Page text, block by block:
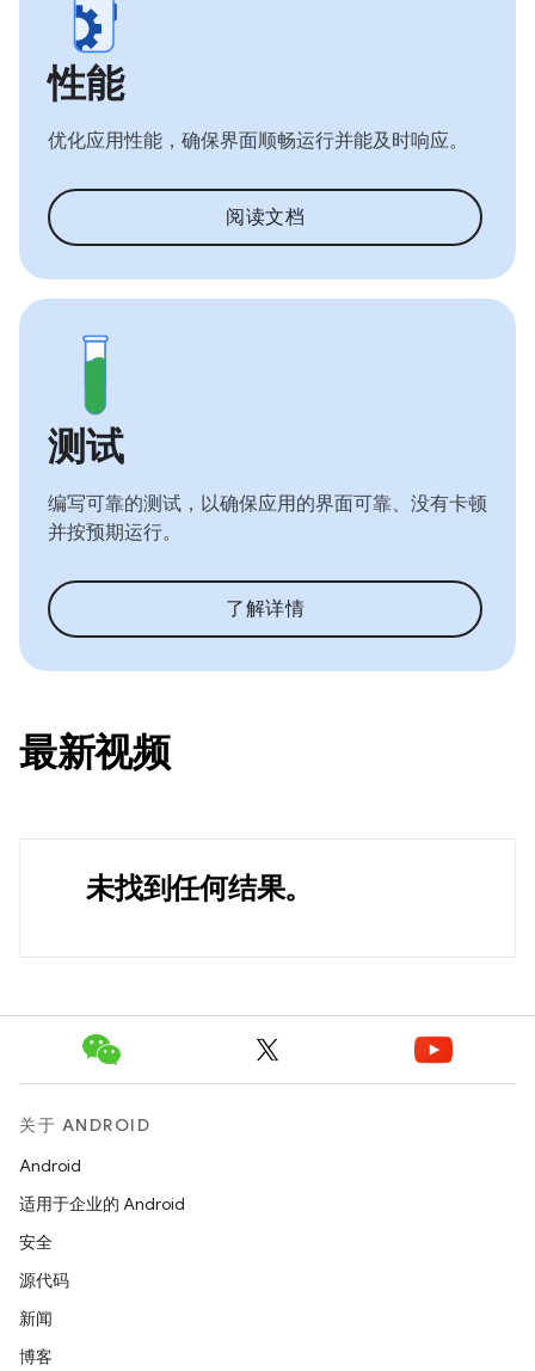
性能
优化应用性能，确保界面顺畅运行并能及时响应。
阅读文档
测试
编写可靠的测试，以确保应用的界面可靠、没有卡顿
并按预期运行。
了解详情
最新视频
未找到任何结果。
关于 ANDROID
Android
适用于企业的 Android
安全
源代码
新闻
博客